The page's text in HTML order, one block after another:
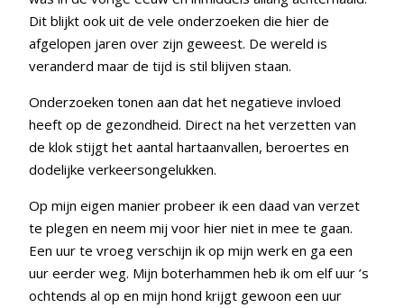
Dit blijkt ook uit de vele onderzoeken die hier de
afgelopen jaren over zijn geweest. De wereld is
veranderd maar de tijd is stil blijven staan.
Onderzoeken tonen aan dat het negatieve invloed
heeft op de gezondheid. Direct na het verzetten van
de klok stijgt het aantal hartaanvallen, beroertes en
dodelijke verkeersongelukken.
Op mijn eigen manier probeer ik een daad van verzet
te plegen en neem mij voor hier niet in mee te gaan.
Een uur te vroeg verschijn ik op mijn werk en ga een
uur eerder weg. Mijn boterhammen heb ik om elf uur ’s
ochtends al op en mijn hond krijgt gewoon een uur